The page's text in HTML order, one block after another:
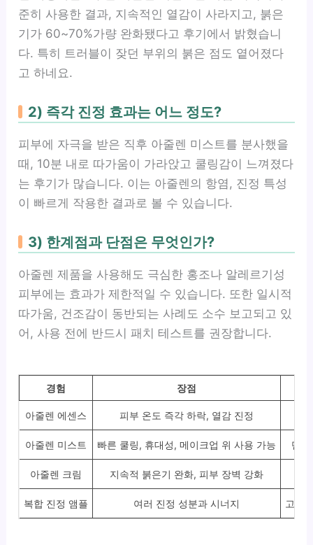
준히 사용한 결과, 지속적인 열감이 사라지고, 붉은
기가 60~70%가량 완화됐다고 후기에서 밝혔습니
다. 특히 트러블이 잦던 부위의 붉은 점도 옅어졌다
고 하네요.
2) 즉각 진정 효과는 어느 정도?
피부에 자극을 받은 직후 아줄렌 미스트를 분사했을
때, 10분 내로 따가움이 가라앉고 쿨링감이 느껴졌다
는 후기가 많습니다. 이는 아줄렌의 항염, 진정 특성
이 빠르게 작용한 결과로 볼 수 있습니다.
3) 한계점과 단점은 무엇인가?
아줄렌 제품을 사용해도 극심한 홍조나 알레르기성
피부에는 효과가 제한적일 수 있습니다. 또한 일시적
따가움, 건조감이 동반되는 사례도 소수 보고되고 있
어, 사용 전에 반드시 패치 테스트를 권장합니다.
경험 장점
아줄렌 에센스 피부 온도 즉각 하락, 열감 진정
아줄렌 미스트 빠른 쿨링, 휴대성, 메이크업 위 사용 가능 단
아줄렌 크림 지속적 붉은기 완화, 피부 장벽 강화
복합 진정 앰플 여러 진정 성분과 시너지 고가,